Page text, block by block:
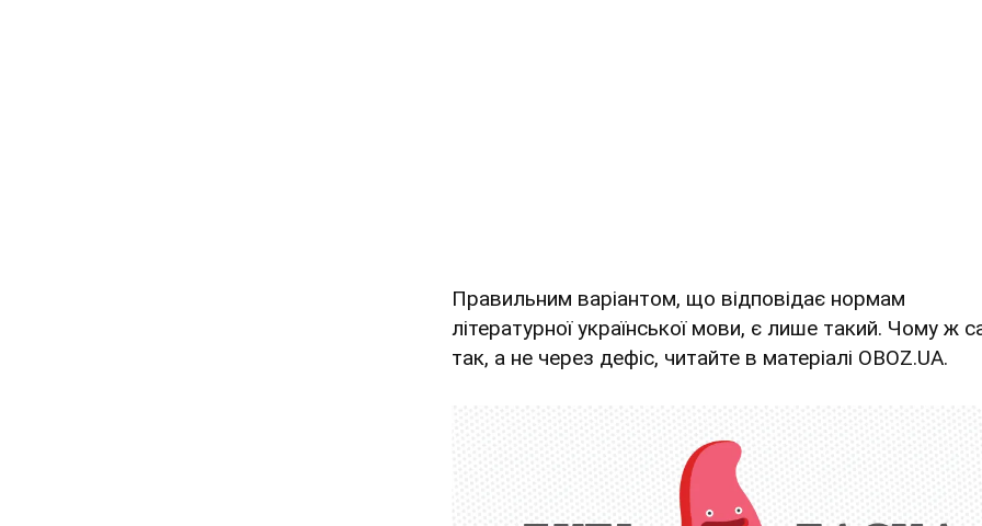
Правильним варіантом, що відповідає нормам
літературної української мови, є лише такий. Чому ж
так, а не через дефіс, читайте в матеріалі OBOZ.UA.